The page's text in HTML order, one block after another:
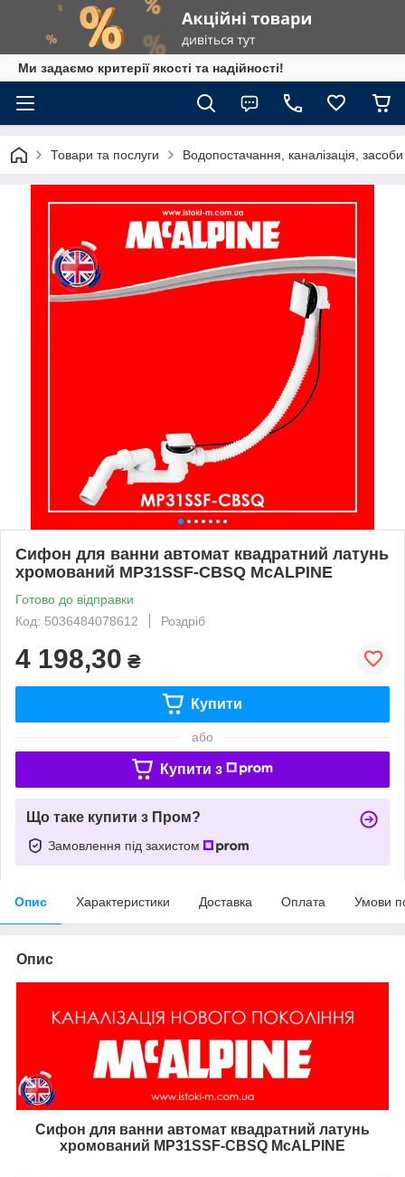
Ми задаємо критерії якості та надійності!
Товари та послуги Водопостачання, каналізація,
Сифон для ванни автомат квадратний латунь
хромований MP31SSF-CBSQ McALPINE
Готово до відправки
Код: 5036484078612
Роздріб
4 198,30 ₴
Купити
або
Купити з
Що таке купити з Пром?
Замовлення під захистом
Опис Характеристики Доставка Оплата Умови
Опис
Сифон для ванни автомат квадратний латунь
хромований MP31SSF-CBSQ McALPINE